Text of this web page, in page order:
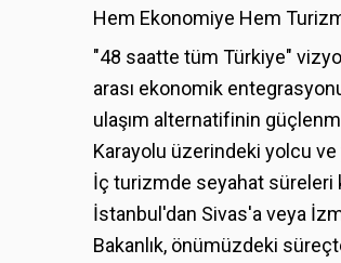
Hem Ekonomiye Hem
"48 saatte tüm Türkiye"
arası ekonomik
ulaşım alternatifinin
Karayolu üzerindeki yolcu ve
İç turizmde seyahat süreleri
İstanbul'dan Sivas'a veya
Bakanlık, önümüzdeki